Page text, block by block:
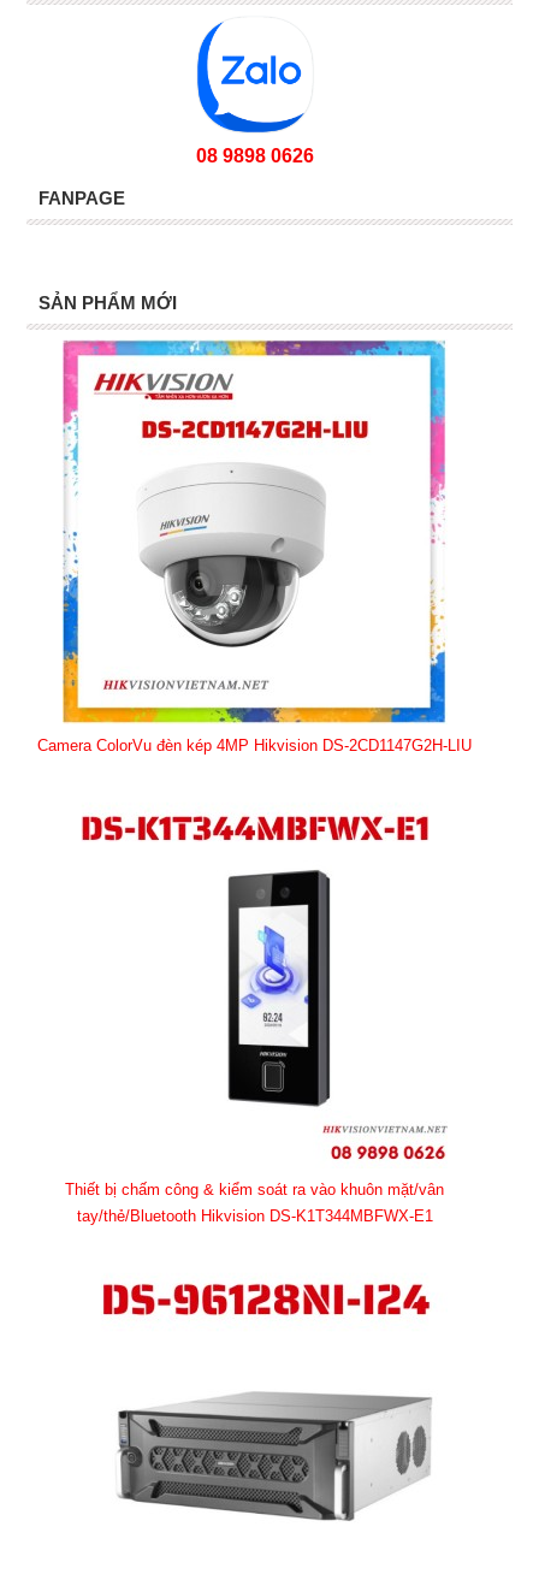
08 9898 0626
FANPAGE
SẢN PHẨM MỚI
Camera ColorVu đèn kép 4MP Hikvision DS-2CD1147G2H-LIU
Thiết bị chấm công & kiểm soát ra vào khuôn mặt/vân
tay/thẻ/Bluetooth Hikvision DS-K1T344MBFWX-E1